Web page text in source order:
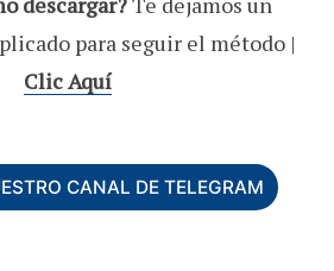
para seguir el método |
Clic Aquí
CANAL DE TELEGRAM